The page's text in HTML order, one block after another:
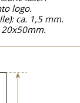
logo.
ca. 1,5 mm.